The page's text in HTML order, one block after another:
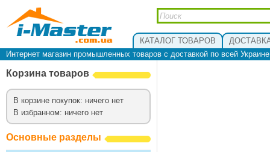
КАТАЛОГ ТОВАРОВ
Интернет магазин промышленных товаров с доставкой по всей
Корзина товаров
В корзине покупок: ничего нет
В избранном: ничего нет
Основные разделы